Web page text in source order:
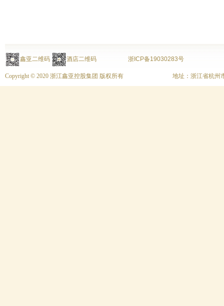
鑫亚二维码 酒店二维码 浙ICP备19030283号
Copyright © 2020 浙江鑫亚控股集团 版权所有 地址：浙江省杭州